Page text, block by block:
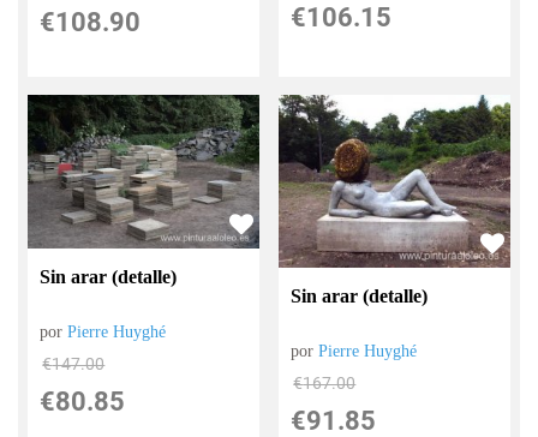
€108.90 €106.15
Sin arar (detalle)
porPierre Huyghé
€147.00
€80.85
Sin arar (detalle)
porPierre Huyghé
€167.00
€91.85